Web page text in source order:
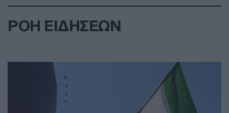
ΡΟΗ ΕΙΔΗΣΕΩΝ